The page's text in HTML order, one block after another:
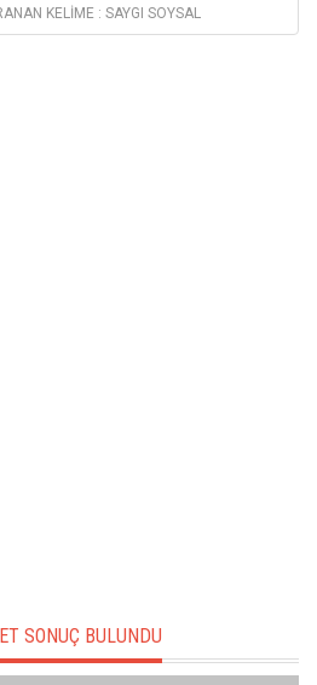
KELİME : SAYGI SOYSAL
SONUÇ BULUNDU